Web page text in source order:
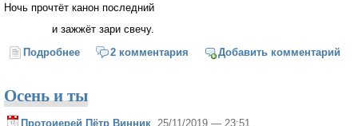
Ночь прочтёт канон последний
и зажжёт зари свечу.
Подробнее о Месяц опускает луч на дома
2 комментария Добавить комментарий
Осень и ты
Протоиерей Пётр Винник , 25/11/2019 — 23:51